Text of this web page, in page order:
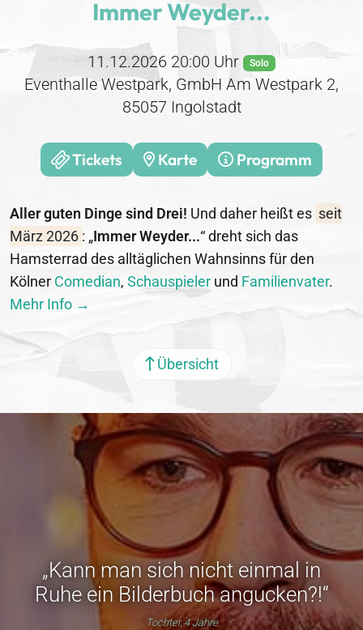
Immer Weyder...
11.12.2026 20:00 Uhr Solo
Eventhalle Westpark, GmbH Am Westpark 2,
85057 Ingolstadt
Tickets Karte Programm
Aller guten Dinge sind Drei! Und daher heißt es seit
März 2026 : „Immer Weyder...“ dreht sich das
Hamsterrad des alltäglichen Wahnsinns für den
Kölner Comedian, Schauspieler und Familienvater.
Mehr Info →
Übersicht
„Kann man sich nicht einmal in
Ruhe ein Bilderbuch angucken?!“
Tochter, 4 Jahre